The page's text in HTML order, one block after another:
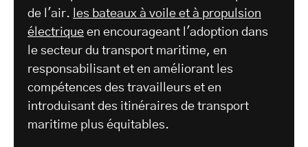
de l'air. les bateaux à voile et à propulsion
électrique en encourageant l'adoption dans
le secteur du transport maritime, en
responsabilisant et en améliorant les
compétences des travailleurs et en
introduisant des itinéraires de transport
maritime plus équitables.